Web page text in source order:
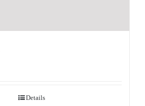
Details